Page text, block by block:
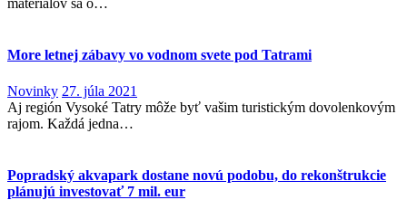
materiálov sa o…
More letnej zábavy vo vodnom svete pod Tatrami
Novinky 27. júla 2021
Aj región Vysoké Tatry môže byť vašim turistickým dovolenkovým
rajom. Každá jedna…
Popradský akvapark dostane novú podobu, do rekonštrukcie
plánujú investovať 7 mil. eur